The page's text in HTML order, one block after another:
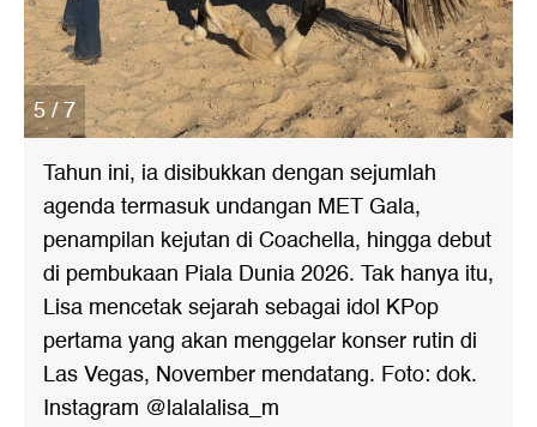
5 / 7
Tahun ini, ia disibukkan dengan sejumlah
agenda termasuk undangan MET Gala,
penampilan kejutan di Coachella, hingga debut
di pembukaan Piala Dunia 2026. Tak hanya itu,
Lisa mencetak sejarah sebagai idol KPop
pertama yang akan menggelar konser rutin di
Las Vegas, November mendatang. Foto: dok.
Instagram @lalalalisa_m